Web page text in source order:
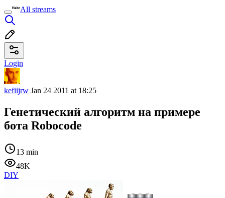
All streams
Login
kefiijrw Jan 24 2011 at 18:25
Генетический алгоритм на примере
бота Robocode
13 min
48K
DIY